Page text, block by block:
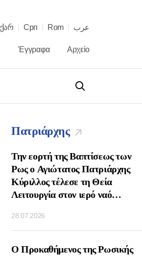
ქარ Срп Rom عرب
Έγγραφα Αρχείο
Πατριάρχης
Την εορτή της Βαπτίσεως των
Ρως ο Αγιώτατος Πατριάρχης
Κύριλλος τέλεσε τη Θεία
Λειτουργία στον ιερό ναό
Κρεμλίνο της Μόσχας
28.07.2026
Ο Προκαθήμενος της Ρωσικής